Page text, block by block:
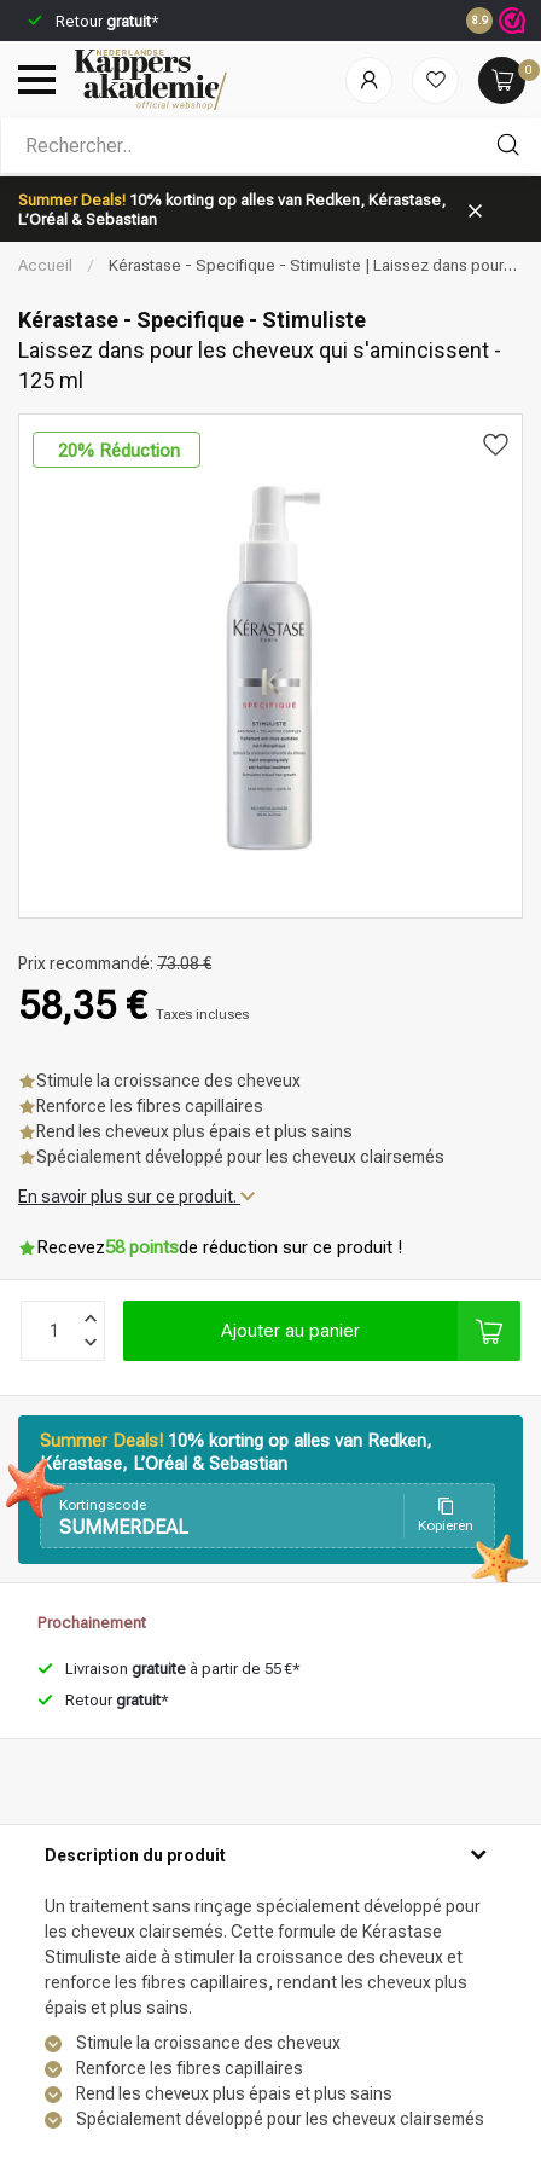
Retourgratuit*
jour même*
8.9
0
Summer Deals! 10% korting op alles van Redken, Kérastase,
L’Oréal & Sebastian
Quelle catégorie recherchez-vous?
Marques
Coloration des cheveux
Accueil /
Kérastase - Specifique - Stimuliste | Laissez dans pour
Kérastase - Specifique - Stimuliste
Laissez dans pour les cheveux qui s'amincissent -
125 ml
20% Réduction
Prix recommandé: 73.08 €
58,35 € Taxes incluses
Stimule la croissance des cheveux
Renforce les fibres capillaires
Rend les cheveux plus épais et plus sains
Spécialement développé pour les cheveux clairsemés
En savoir plus sur ce produit.
Recevez58 pointsde réduction sur ce produit !
Ajouter au panier
Summer Deals! 10% korting op alles van Redken,
Kérastase, L’Oréal & Sebastian
Kortingscode
SUMMERDEAL Kopieren
Prochainement
Livraison gratuite à partir de 55 €*
Retourgratuit*
Description du produit
Un traitement sans rinçage spécialement développé pour
les cheveux clairsemés. Cette formule de Kérastase
Stimuliste aide à stimuler la croissance des cheveux et
renforce les fibres capillaires, rendant les cheveux plus
épais et plus sains.
Stimule la croissance des cheveux
Renforce les fibres capillaires
Rend les cheveux plus épais et plus sains
Spécialement développé pour les cheveux clairsemés